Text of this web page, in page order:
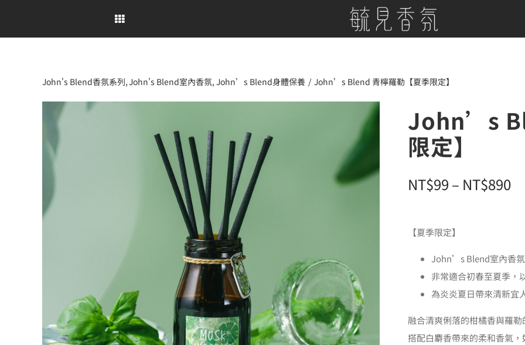
John's Blend香氛系列 John's Blend室內香氛 John’s Blend身體保養 John’s Blend 青檸羅勒【夏季限定】
John’s
限定】
NT$99 – NT$890價
到
【夏季限定】
John’s Blend室內香氛
非常適合初春至夏季，
為炎炎夏日帶來清新宜
融合清爽俐落的柑橘香與羅
搭配白麝香帶來的柔和香氣